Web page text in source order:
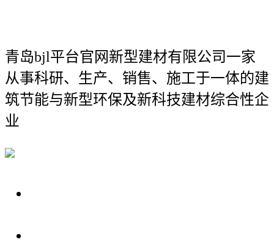
青岛bjl平台官网新型建材有限公司一家
从事科研、生产、销售、施工于一体的建
筑节能与新型环保及新科技建材综合性企
业